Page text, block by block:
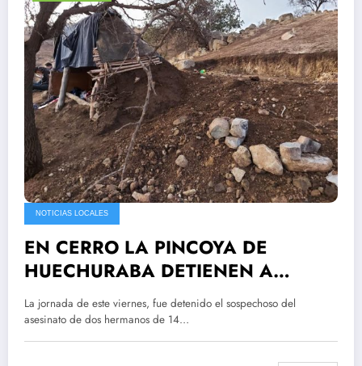
NOTICIAS LOCALES
EN CERRO LA PINCOYA DE
HUECHURABA DETIENEN A
SOSPECHO DEL CRIMEN DE LA
COMUNA DEL BOSQUE
La jornada de este viernes, fue detenido el sospechoso del
asesinato de dos hermanos de 14…